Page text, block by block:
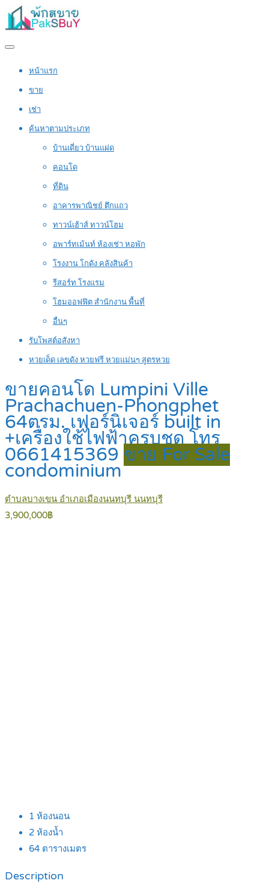
หน้าแรก
ขาย
เช่า
ค้นหาตามประเภท
บ้านเดี่ยว บ้านแฝด
คอนโด
ที่ดิน
อาคารพาณิชย์ ตึกแถว
ทาวน์เฮ้าส์ ทาวน์โฮม
อพาร์ทเม้นท์ ห้องเช่า หอพัก
โรงงาน โกดัง คลังสินค้า
รีสอร์ท โรงแรม
โฮมออฟฟิต สำนักงาน พื้นที่
อื่นๆ
รับโพสต์อสังหา
หวยเด็ด เลขดัง หวยฟรี หวยแม่นๆ สูตรหวย
ขายคอนโด Lumpini Ville
Prachachuen-Phongphet
64ตรม. เฟอร์นิเจอร์ built in
+เครื่องใช้ไฟฟ้าครบชุด โทร
0661415369 ขาย For Sale
condominium
ตำบลบางเขน อำเภอเมืองนนทบุรี นนทบุรี
3,900,000฿
1 ห้องนอน
2 ห้องน้ำ
64 ตารางเมตร
Description